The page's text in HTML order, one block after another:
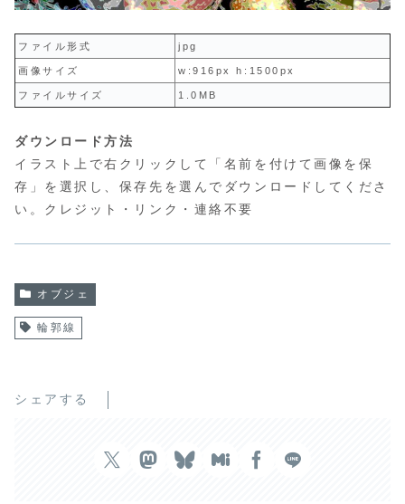
ファイル形式 jpg
画像サイズ w:916px h:1500px
ファイルサイズ 1.0MB
ダウンロード方法
イラスト上で右クリックして「名前を付けて画像を保
存」を選択し、保存先を選んでダウンロードしてくださ
い。クレジット・リンク・連絡不要
オブジェ
輪郭線
シェアする